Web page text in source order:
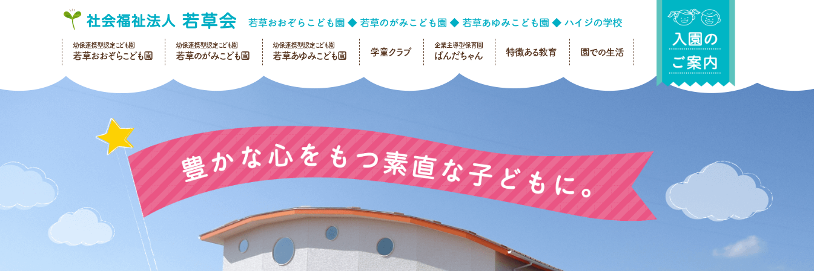
幼保連携型認定こども園
若草おおぞらこども園
幼保連携型認定こども園
若草のがみこども園
幼保連携型認定こども園
若草あゆみこども園 学童クラブ
企業主導型保育園
ぱんだちゃん 特徴ある教育 園での生活